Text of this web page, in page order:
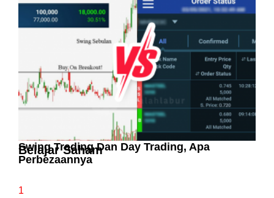
Pelaburan Saham Bukan Untuk Mereka Yang
Suka ‘Stress’
Swing Trading Dan Day Trading, Apa
Perbezaannya
Belajar Saham
1